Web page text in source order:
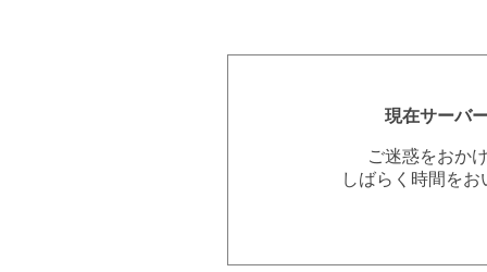
現在サーバ
ご迷惑をおか
しばらく時間を